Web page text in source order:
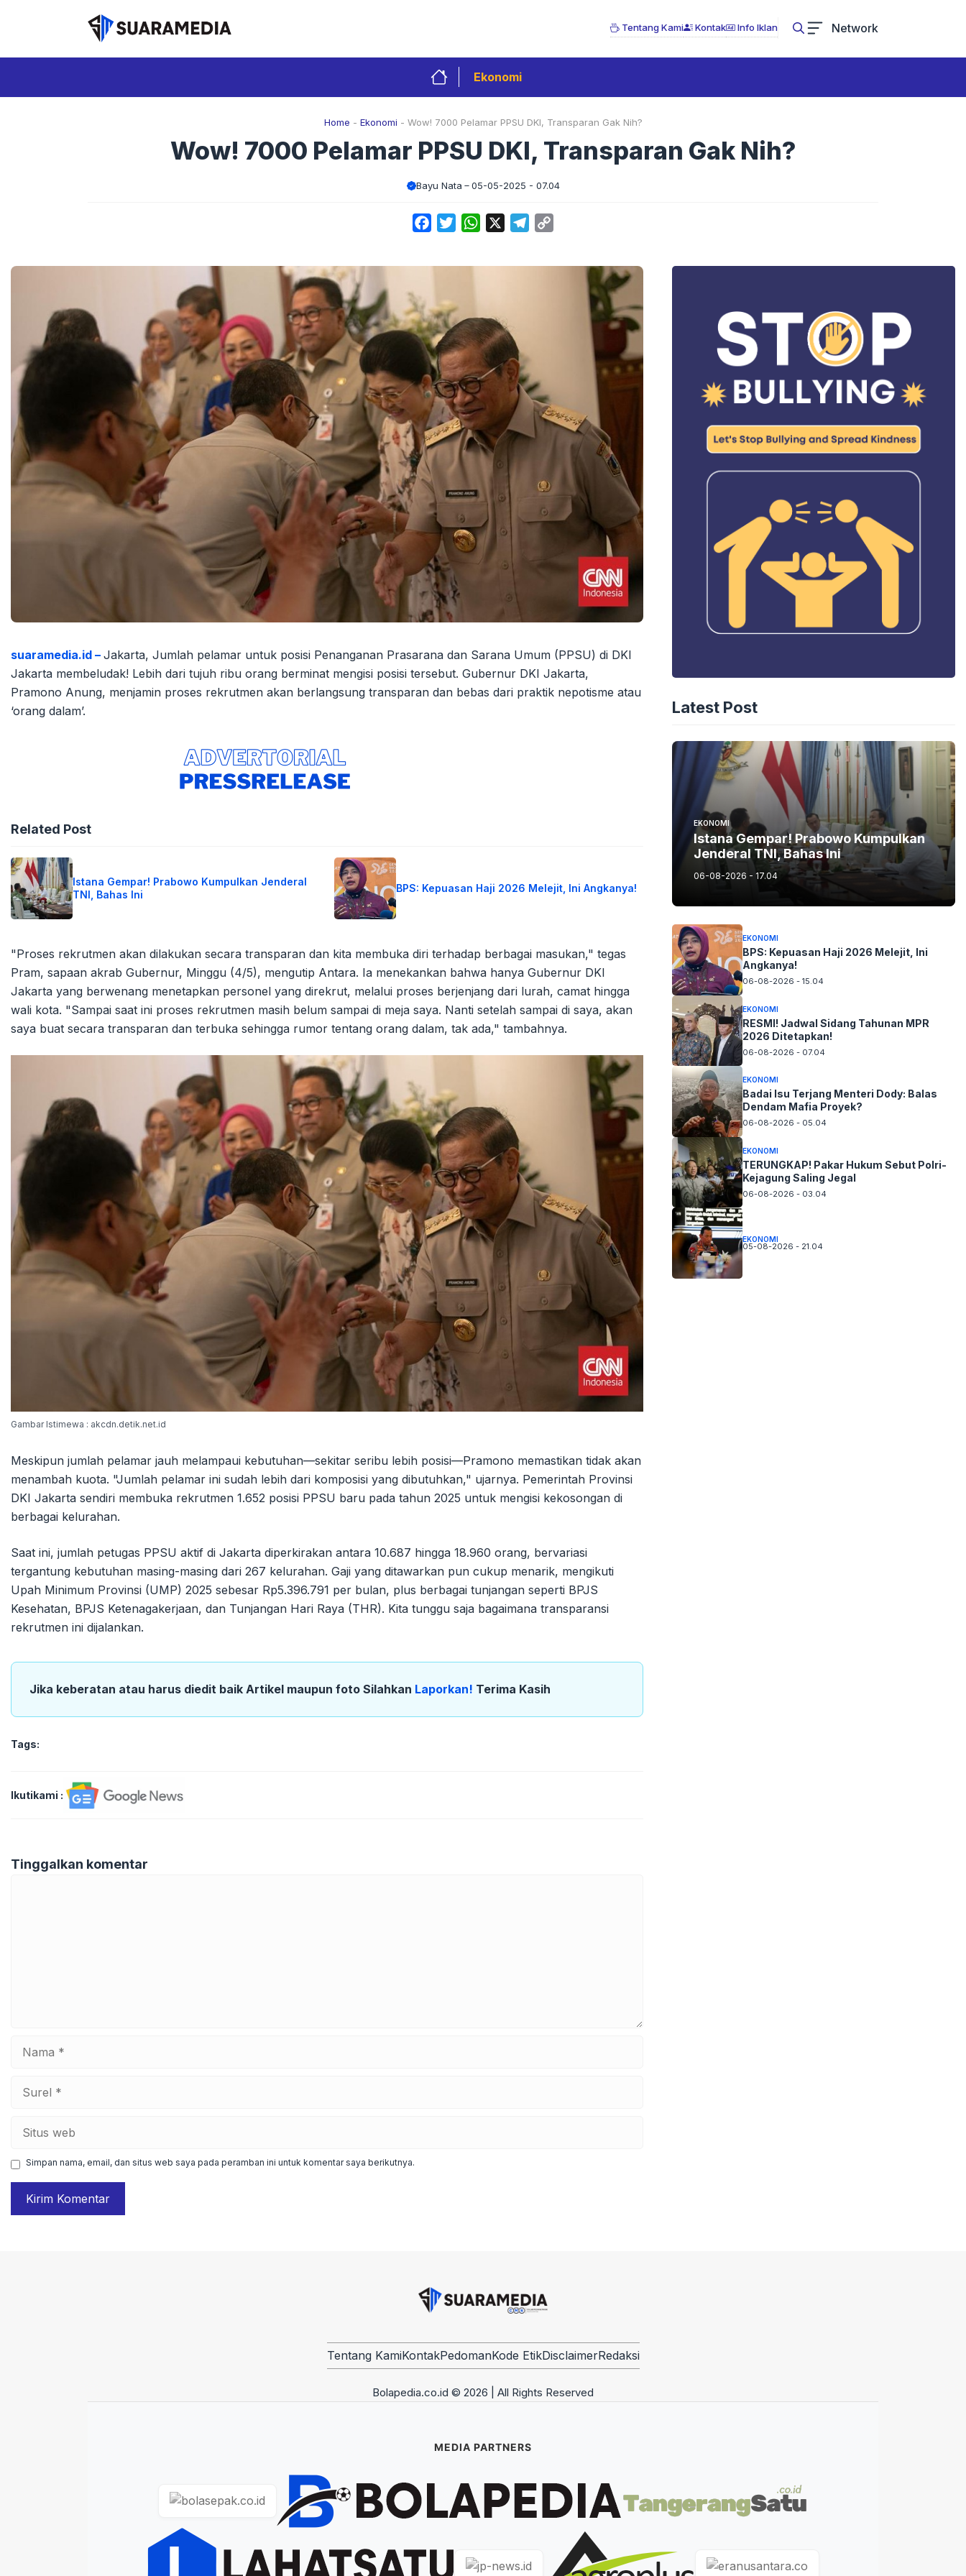
Tentang Kami Kontak Info Iklan Network
Ekonomi
Home - Ekonomi - Wow! 7000 Pelamar PPSU DKI, Transparan Gak Nih?
Wow! 7000 Pelamar PPSU DKI, Transparan Gak Nih?
Bayu Nata 05-05-2025 - 07.04
FacebookTwitterWhatsApp Telegram
suaramedia.id – Jakarta, Jumlah pelamar untuk posisi Penanganan Prasarana dan Sarana Umum (PPSU) di DKI
Jakarta membeludak! Lebih dari tujuh ribu orang berminat mengisi posisi tersebut. Gubernur DKI Jakarta,
Pramono Anung, menjamin proses rekrutmen akan berlangsung transparan dan bebas dari praktik nepotisme atau
‘orang dalam’.
Related Post
Istana Gempar! Prabowo Kumpulkan Jenderal
TNI, Bahas Ini
BPS: Kepuasan Haji 2026 Melejit, Ini Angkanya!
"Proses rekrutmen akan dilakukan secara transparan dan kita membuka diri terhadap berbagai masukan," tegas
Pram, sapaan akrab Gubernur, Minggu (4/5), mengutip Antara. Ia menekankan bahwa hanya Gubernur DKI
Jakarta yang berwenang menetapkan personel yang direkrut, melalui proses berjenjang dari lurah, camat hingga
wali kota. "Sampai saat ini proses rekrutmen masih belum sampai di meja saya. Nanti setelah sampai di saya, akan
saya buat secara transparan dan terbuka sehingga rumor tentang orang dalam, tak ada," tambahnya.
Gambar Istimewa : akcdn.detik.net.id
Meskipun jumlah pelamar jauh melampaui kebutuhan—sekitar seribu lebih posisi—Pramono memastikan tidak akan
menambah kuota. "Jumlah pelamar ini sudah lebih dari komposisi yang dibutuhkan," ujarnya. Pemerintah Provinsi
DKI Jakarta sendiri membuka rekrutmen 1.652 posisi PPSU baru pada tahun 2025 untuk mengisi kekosongan di
berbagai kelurahan.
Saat ini, jumlah petugas PPSU aktif di Jakarta diperkirakan antara 10.687 hingga 18.960 orang, bervariasi
tergantung kebutuhan masing-masing dari 267 kelurahan. Gaji yang ditawarkan pun cukup menarik, mengikuti
Upah Minimum Provinsi (UMP) 2025 sebesar Rp5.396.791 per bulan, plus berbagai tunjangan seperti BPJS
Kesehatan, BPJS Ketenagakerjaan, dan Tunjangan Hari Raya (THR). Kita tunggu saja bagaimana transparansi
rekrutmen ini dijalankan.
Jika keberatan atau harus diedit baik Artikel maupun foto Silahkan Laporkan! Terima Kasih
Tags:
Ikutikami :
Tinggalkan komentar
web
Simpan nama, email, dan situs web saya pada peramban ini untuk komentar saya berikutnya.
Latest Post
EKONOMI
Istana Gempar! Prabowo Kumpulkan
Jenderal TNI, Bahas Ini
06-08-2026 - 17.04
EKONOMI
BPS: Kepuasan Haji 2026 Melejit, Ini
Angkanya!
06-08-2026 - 15.04
EKONOMI
RESMI! Jadwal Sidang Tahunan MPR
2026 Ditetapkan!
06-08-2026 - 07.04
EKONOMI
Badai Isu Terjang Menteri Dody: Balas
Dendam Mafia Proyek?
06-08-2026 - 05.04
EKONOMI
TERUNGKAP! Pakar Hukum Sebut Polri-
Kejagung Saling Jegal
06-08-2026 - 03.04
EKONOMI
05-08-2026 - 21.04
Tentang KamiKontakPedomanKode EtikDisclaimerRedaksi
Bolapedia.co.id © 2026 | All Rights Reserved
MEDIA PARTNERS